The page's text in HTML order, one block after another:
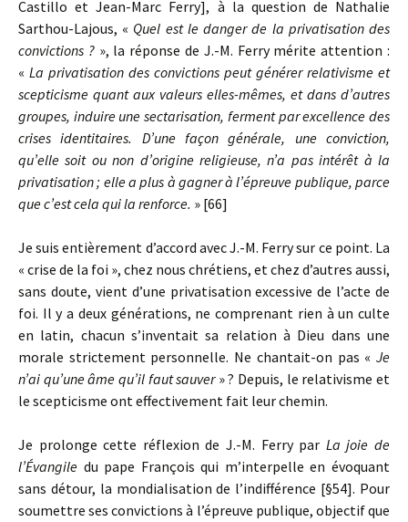
Castillo et Jean-Marc Ferry], à la question de Nathalie
Sarthou-Lajous, « Quel est le danger de la privatisation des
convictions ?», la réponse de J.-M. Ferry mérite attention :
« La privatisation des convictions peut générer relativisme et
scepticisme quant aux valeurs elles-mêmes, et dans d’autres
groupes, induire une sectarisation, ferment par excellence des
crises identitaires. D’une façon générale, une conviction,
qu’elle soit ou non d’origine religieuse, n’a pas intérêt à la
privatisation ; elle a plus à gagner à l’épreuve publique, parce
que c’est cela qui la renforce. » [66]
Je suis entièrement d’accord avec J.-M. Ferry sur ce point. La
« crise de la foi », chez nous chrétiens, et chez d’autres aussi,
sans doute, vient d’une privatisation excessive de l’acte de
foi. Il y a deux générations, ne comprenant rien à un culte
en latin, chacun s’inventait sa relation à Dieu dans une
morale strictement personnelle. Ne chantait-on pas « Je
n’ai qu’une âme qu’il faut sauver » ? Depuis, le relativisme et
le scepticisme ont effectivement fait leur chemin.
Je prolonge cette réflexion de J.-M. Ferry par La joie de
l’Évangile du pape François qui m’interpelle en évoquant
sans détour, la mondialisation de l’indifférence [§54]. Pour
soumettre ses convictions à l’épreuve publique, objectif que